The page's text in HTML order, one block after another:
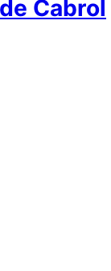
Cabrol